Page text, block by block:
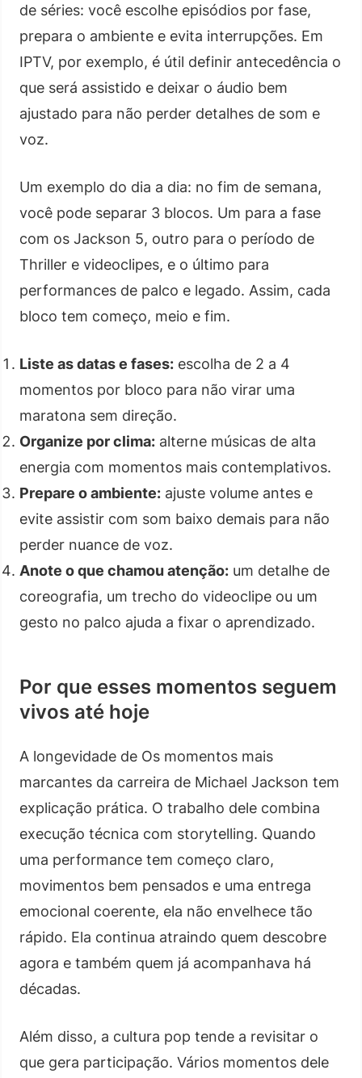
de séries: você escolhe episódios por fase,
prepara o ambiente e evita interrupções. Em
IPTV, por exemplo, é útil definir antecedência o
que será assistido e deixar o áudio bem
ajustado para não perder detalhes de som e
voz.
Um exemplo do dia a dia: no fim de semana,
você pode separar 3 blocos. Um para a fase
com os Jackson 5, outro para o período de
Thriller e videoclipes, e o último para
performances de palco e legado. Assim, cada
bloco tem começo, meio e fim.
Liste as datas e fases: escolha de 2 a 4
momentos por bloco para não virar uma
maratona sem direção.
Organize por clima: alterne músicas de alta
energia com momentos mais contemplativos.
Prepare o ambiente: ajuste volume antes e
evite assistir com som baixo demais para não
perder nuance de voz.
Anote o que chamou atenção: um detalhe de
coreografia, um trecho do videoclipe ou um
gesto no palco ajuda a fixar o aprendizado.
Por que esses momentos seguem
vivos até hoje
A longevidade de Os momentos mais
marcantes da carreira de Michael Jackson tem
explicação prática. O trabalho dele combina
execução técnica com storytelling. Quando
uma performance tem começo claro,
movimentos bem pensados e uma entrega
emocional coerente, ela não envelhece tão
rápido. Ela continua atraindo quem descobre
agora e também quem já acompanhava há
décadas.
Além disso, a cultura pop tende a revisitar o
que gera participação. Vários momentos dele